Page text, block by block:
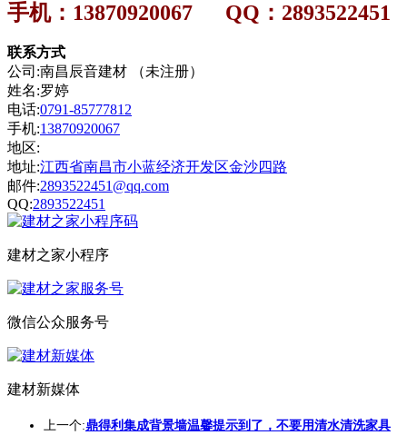
手机： 13870920067 QQ： 2893522451
联系方式
公司:南昌辰音建材 （未注册）
姓名:罗婷
电话:0791-85777812
手机:13870920067
地区:
地址:江西省南昌市小蓝经济开发区金沙四路
邮件:2893522451@qq.com
QQ:2893522451
建材之家小程序
微信公众服务号
建材新媒体
上一个:鼎得利集成背景墙温馨提示到了，不要用清水清洗家具